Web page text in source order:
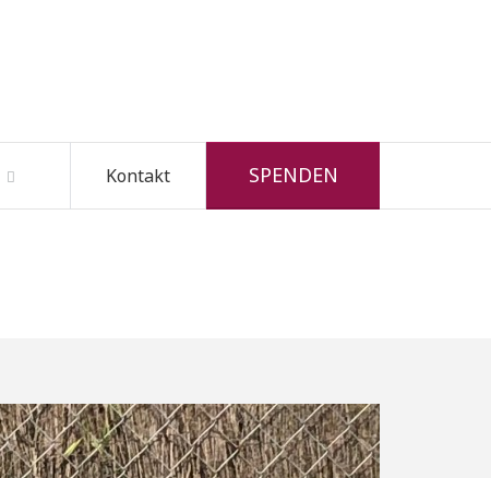
Kontakt SPENDEN